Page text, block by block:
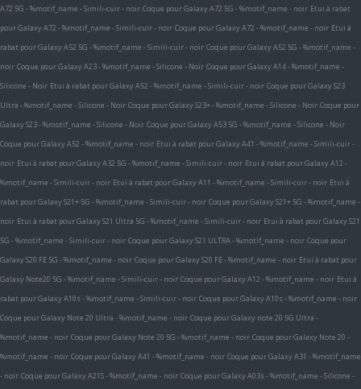
A72 5G - %motif_name - Simili-cuir - noir Coque pour Galaxy A72 5G - %motif_name - noir Etui à rabat
pour Galaxy A72 - %motif_name - Simili-cuir - noir Coque pour Galaxy A72 - %motif_name - noir Etui à
rabat pour Galaxy A52 5G - %motif_name - Simili-cuir - noir Coque pour Galaxy A52 5G - %motif_name -
noir Coque pour Galaxy A23 - %motif_name - Silicone - Noir Coque pour Galaxy A14 - %motif_name -
Silicone - Noir Etui à rabat pour Galaxy A52 - %motif_name - Simili-cuir - noir Coque pour Galaxy S23
Ultra - %motif_name - Silicone - Noir Coque pour Galaxy S23+ - %motif_name - Silicone - Noir Coque pour
Galaxy S23 - %motif_name - Silicone - Noir Coque pour Galaxy A53 5G - %motif_name - Silicone - Noir
Coque pour Galaxy A52 - %motif_name - noir Etui à rabat pour Galaxy A41 - %motif_name - Simili-cuir -
noir Etui à rabat pour Galaxy A32 5G - %motif_name - Simili-cuir - noir Etui à rabat pour Galaxy A12 -
%motif_name - Simili-cuir - noir Etui à rabat pour Galaxy A11 - %motif_name - Simili-cuir - noir Etui à
rabat pour Galaxy S21+ 5G - %motif_name - Simili-cuir - noir Coque pour Galaxy S21+ 5G - %motif_name -
noir Etui à rabat pour Galaxy S21 Ultra 5G - %motif_name - Simili-cuir - noir Etui à rabat pour Galaxy S21
5G - %motif_name - Simili-cuir - noir Coque pour Galaxy S21 ULTRA - %motif_name - noir Coque pour
Galaxy S20 FE 5G - %motif_name - noir Coque pour Galaxy S20 FE - %motif_name - noir Etui à rabat pour
Galaxy Note20 5G - %motif_name - Simili-cuir - noir Coque pour Galaxy A12 - %motif_name - noir Etui à
rabat pour Galaxy A10s - %motif_name - Simili-cuir - noir Coque pour Galaxy A10s - %motif_name - noir
Coque pour Galaxy Note 20 Ultra - %motif_name - noir Coque pour Galaxy note 20 5G Ultra -
%motif_name - noir Coque pour Galaxy Note 20 5G - %motif_name - noir Coque pour Galaxy Note 20 -
%motif_name - noir Coque pour Galaxy A41 - %motif_name - noir Coque pour Galaxy A31 - %motif_name
- noir Coque pour Galaxy A21S - %motif_name - noir Coque pour Galaxy A03s - %motif_name - Silicone -